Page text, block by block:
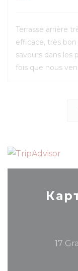
Terrasse arrière
efficace, très
saveurs dans les
fois que nous
17